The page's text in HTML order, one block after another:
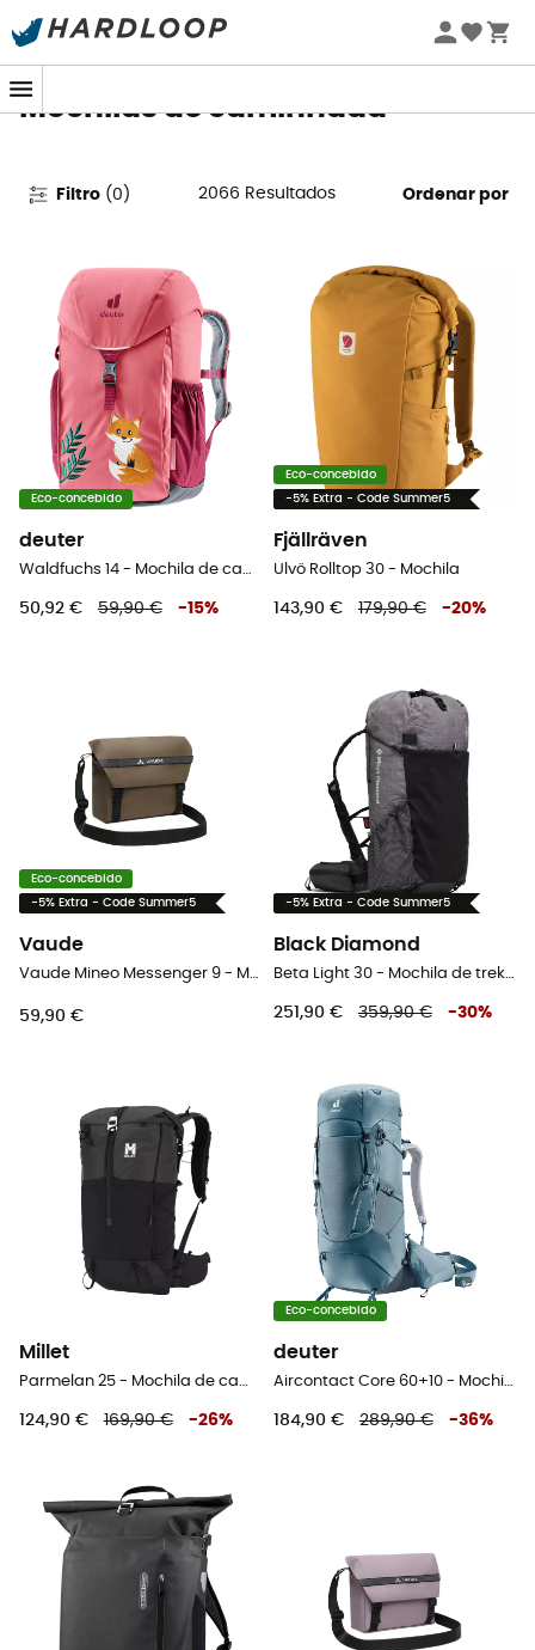
Promoções de verão 🔥 -5% EXTRA a partir de 2 produtos*
Mochilas de caminhada
Filtro (0 ) 2066 Resultados Ordenar por
Eco-concebido
deuter
Waldfuchs 14 - Mochila de caminhada criança
50,92 € 59,90 € -15%
Eco-concebido
-5% Extra - Code Summer5
Fjällräven
Ulvö Rolltop 30 - Mochila
143,90 € 179,90 € -20%
Eco-concebido
-5% Extra - Code Summer5
Vaude
Vaude Mineo Messenger 9 - Mochila
59,90 €
-5% Extra - Code Summer5
Black Diamond
Beta Light 30 - Mochila de trekking
251,90 € 359,90 € -30%
Millet
Parmelan 25 - Mochila de caminhada
124,90 € 169,90 € -26%
Eco-concebido
deuter
Aircontact Core 60+10 - Mochila de trekking homem
184,90 € 289,90 € -36%